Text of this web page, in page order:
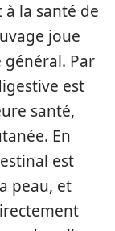
à la santé de
joue
Par
est
santé,
En
est
peau, et